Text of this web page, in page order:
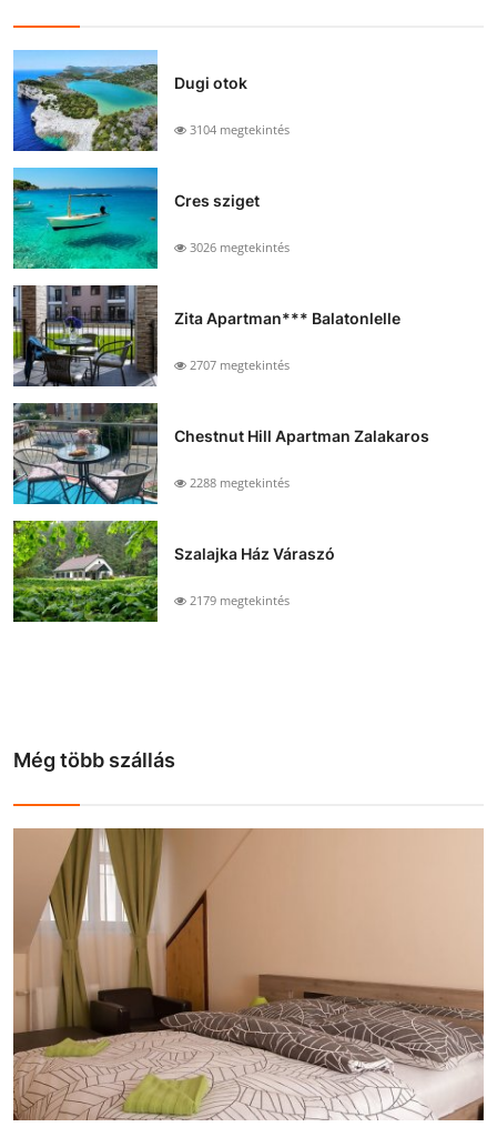
Dugi otok
3104 megtekintés
Cres sziget
3026 megtekintés
Zita Apartman*** Balatonlelle
2707 megtekintés
Chestnut Hill Apartman Zalakaros
2288 megtekintés
Szalajka Ház Váraszó
2179 megtekintés
Még több szállás